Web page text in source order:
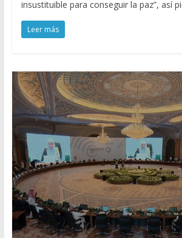
insustituible para conseguir la paz”, así
Leer más